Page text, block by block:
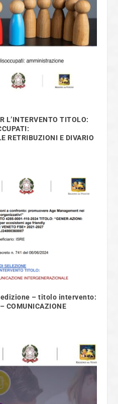
L’INTERVENTO TITOLO:
RETRIBUZIONI E DIVARIO
– titolo intervento:
COMUNICAZIONE